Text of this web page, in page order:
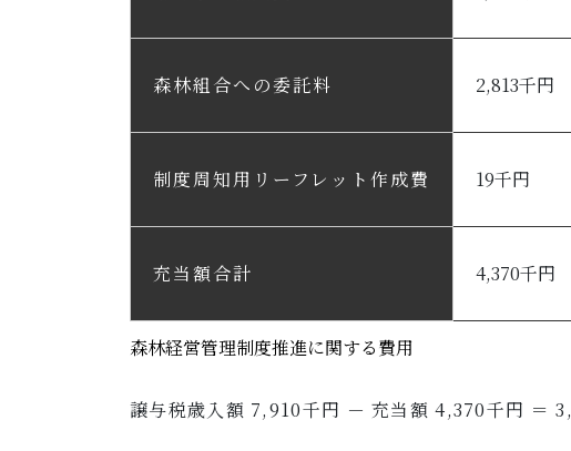
森林経営管理制度推進に関する費用
森林組合への委託料 2,813千円
制度周知用リーフレット作成費 19千円
充当額合計 4,370千円
譲与税歳入額 7,910千円 － 充当額 4,370千円 ＝